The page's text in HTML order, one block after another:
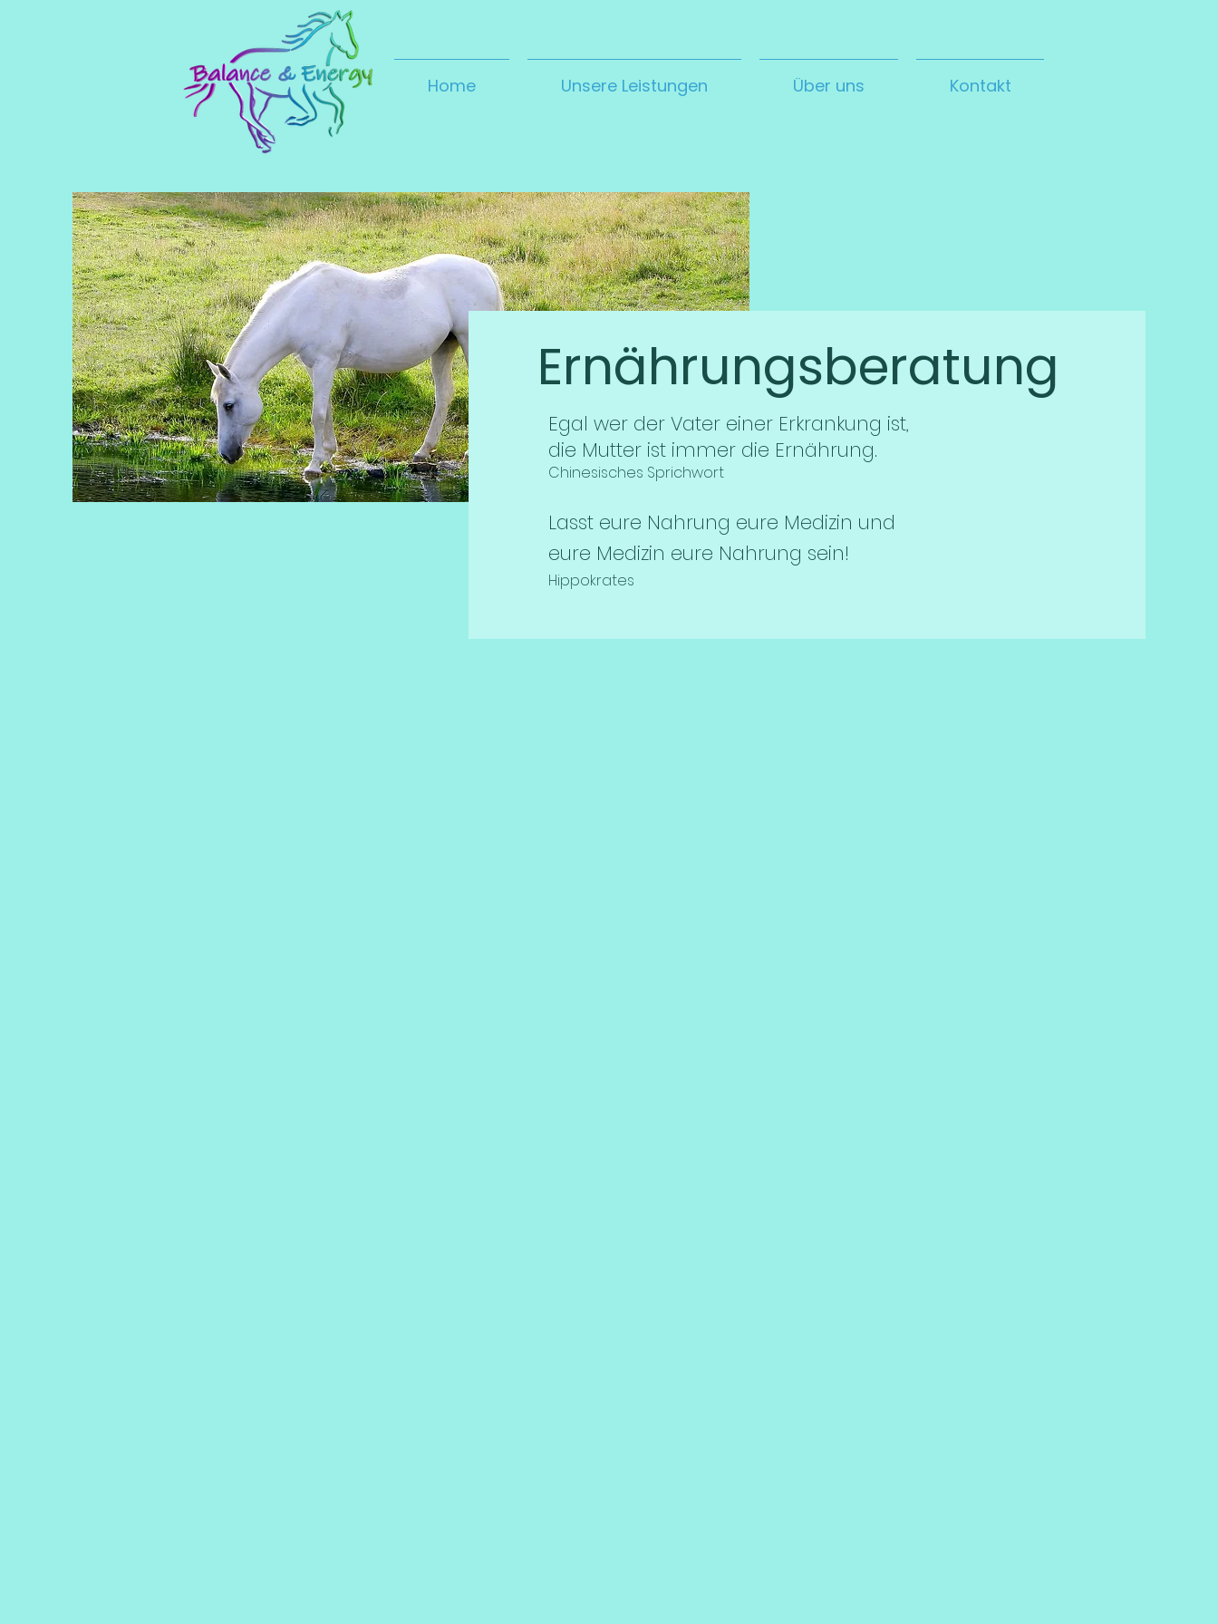
Home Unsere Leistungen Über uns Kontakt
Ernährungsberatung
Egal wer der Vater einer Erkrankung ist,
die Mutter ist immer die Ernährung.
Chinesisches Sprichwort
Lasst eure Nahrung eure Medizin und
eure Medizin eure Nahrung sein!
Hippokrates